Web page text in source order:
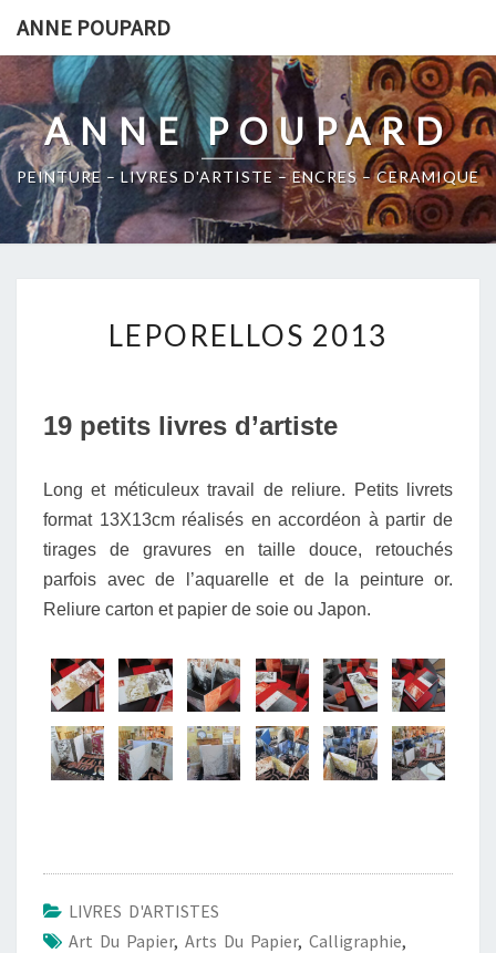
content
ANNE POUPARD
ANNE POUPARD
PEINTURE – LIVRES D'ARTISTE – ENCRES – CERAMIQUE
2013
LEPORELLOS 2013
19 petits livres d’artiste
Long et méticuleux travail de reliure. Petits livrets
format 13X13cm réalisés en accordéon à partir de
tirages de gravures en taille douce, retouchés
parfois avec de l’aquarelle et de la peinture or.
Reliure carton et papier de soie ou Japon.
LIVRES D'ARTISTES
Art Du Papier, Arts Du Papier, Calligraphie,